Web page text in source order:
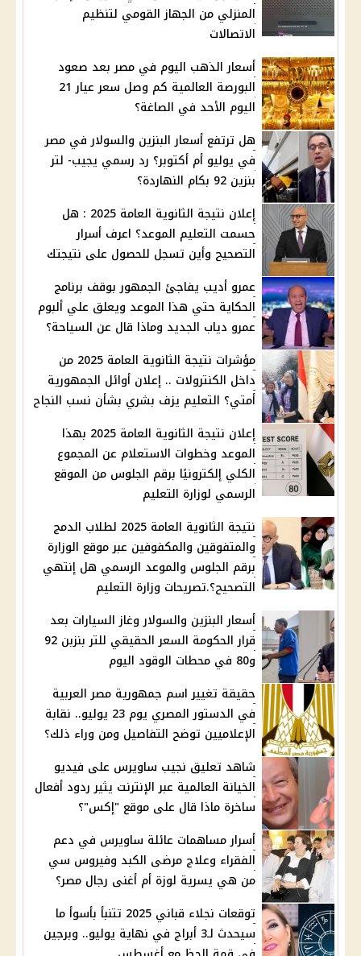
المنزلي من الجهاز القومي لتنظيم
الاتصالات
أسعار الذهب اليوم في مصر بعد صعود
البورصة العالمية كم وصل سعر عيار 21
اليوم الأحد في الصاغة؟
هل ترتفع أسعار البنزين والسولار في مصر
في يوليو أم أكتوبر؟ رد رسمي يجيب- لتر
بنزين 92 بكام النهاردة؟
إعلان نتيجة الثانوية العامة 2025 : هل
حسمت التعليم الموعد؟ اعرف أسرار
التصحيح وأين تسجل للحصول على نتيجتك
عمرو أديب يفاجئ الجمهور بوقف برنامج
الحكاية حتي هذا الموعد ويعلق علي ألبوم
عمرو دياب الجديد وماذا قال عن السياحة؟
مؤشرات نتيجة الثانوية العامة 2025 من
داخل الكنترولات .. إعلان أوائل الجمهورية
أمتي؟ التعليم يزف بشري بشأن نسب النجاح
إعلان نتيجة الثانوية العامة 2025 بهذا
الموعد وخطوات الاستعلام عن المجموع
الكلي إلكترونيًا برقم الجلوس من الموقع
الرسمي لوزارة التعليم
نتيجة الثانوية العامة 2025 لطلاب الدمج
والمتفوقين والمكفوفين عبر موقع الوزارة
برقم الجلوس والموعد الرسمي هل إنتهي
التصحيح؟.تصريحات وزارة التعليم
أسعار البنزين والسولار وغاز السيارات بعد
قرار الحكومة السعر الحقيقي للتر بنزبن 92
و80 في محطات الوقود اليوم
حقيقة تغيير اسم جمهورية مصر العربية
في الدستور المصري يوم 23 يوليو.. نقابة
الإعلاميين توضح التفاصيل ومن وراء ذلك؟
شاهد تعليق نجيب ساويرس على فيديو
الخيانة العالمية عبر الإنترنت يثير ردود أفعال
ساخرة ماذا قال على موقع "إكس"؟
أسرار مساهمات عائلة ساويرس في دعم
الفقراء وعلاج مرضى الكبد وفيروس سي
من هي يسرية لوزة أم أغنى رجال مصر؟
توقعات نجلاء قباني 2025 تتنبأ بأسوأ ما
سيحدث لـ3 أبراج في نهاية يوليو.. وبرجين